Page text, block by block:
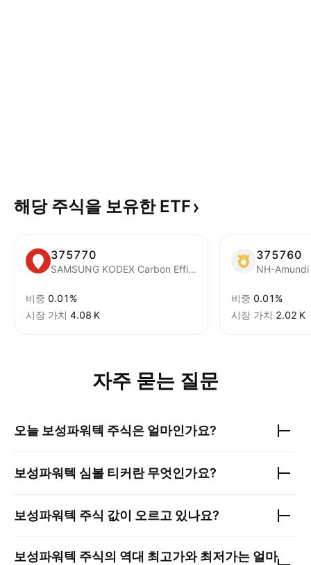
해당 주식을 보유한 ETF
375770
SAMSUNG KODEX Carbon Efficient Green New Deal ETF Units
비중 0.01%
시장 가치 ‪4.08 K‬
375760
비중 0.01%
시장 가치 ‪2.02 K‬
자주 묻는 질문
오늘 보성파워텍 주식은 얼마인가요?
보성파워텍 심볼 티커란 무엇인가요?
보성파워텍 주식 값이 오르고 있나요?
보성파워텍 주식의 역대 최고가와 최저가는 얼마